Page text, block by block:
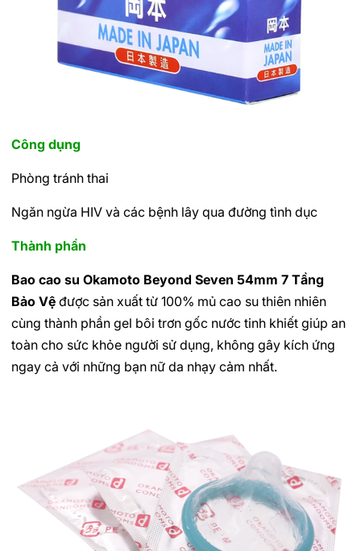
Công dụng
Phòng tránh thai
Ngăn ngừa HIV và các bệnh lây qua đường tình dục
Thành phần
Bao cao su Okamoto Beyond Seven 54mm 7 Tầng
Bảo Vệ được sản xuất từ 100% mủ cao su thiên nhiên
cùng thành phần gel bôi trơn gốc nước tinh khiết giúp an
toàn cho sức khỏe người sử dụng, không gây kích ứng
ngay cả với những bạn nữ da nhạy cảm nhất.